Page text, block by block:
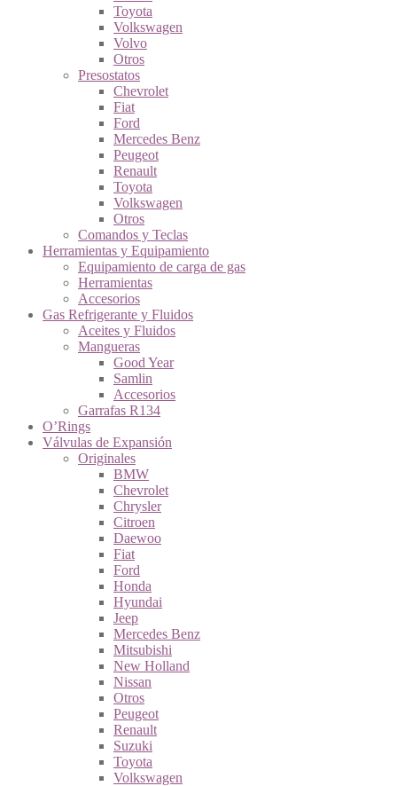
Toyota
Volkswagen
Volvo
Otros
Presostatos
Chevrolet
Fiat
Ford
Mercedes Benz
Peugeot
Renault
Toyota
Volkswagen
Otros
Comandos y Teclas
Herramientas y Equipamiento
Equipamiento de carga de gas
Herramientas
Accesorios
Gas Refrigerante y Fluidos
Aceites y Fluidos
Mangueras
Good Year
Samlin
Accesorios
Garrafas R134
O’Rings
Válvulas de Expansión
Originales
BMW
Chevrolet
Chrysler
Citroen
Daewoo
Fiat
Ford
Honda
Hyundai
Jeep
Mercedes Benz
Mitsubishi
New Holland
Nissan
Otros
Peugeot
Renault
Suzuki
Toyota
Volkswagen